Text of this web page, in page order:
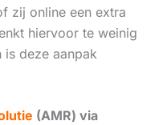
zij online een extra
hiervoor te weinig
deze aanpak
(AMR) via